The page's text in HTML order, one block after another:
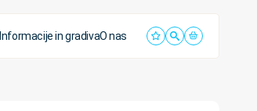
Informacije in gradivaO nas